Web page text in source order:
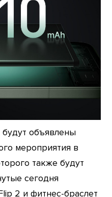
объявлены
мероприятия в
также будут
сегодня
2 и фитнес-браслет